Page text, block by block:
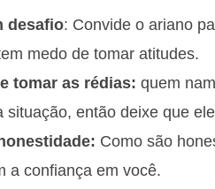
desafio: Convide o ariano
medo de tomar atitudes.
tomar as rédias: quem
situação, então deixe que
Como são
a confiança em você.